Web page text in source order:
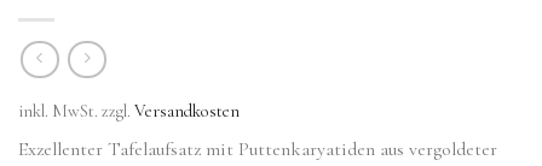
inkl. MwSt. zzgl. Versandkosten
Exzellenter Tafelaufsatz mit Puttenkaryatiden aus vergoldeter